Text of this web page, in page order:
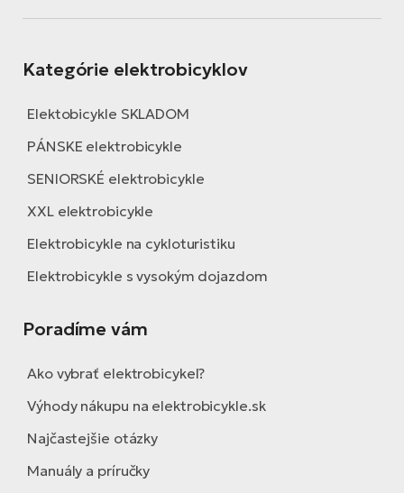
Kategórie elektrobicyklov
Elektobicykle SKLADOM
PÁNSKE elektrobicykle
SENIORSKÉ elektrobicykle
XXL elektrobicykle
Elektrobicykle na cykloturistiku
Elektrobicykle s vysokým dojazdom
Poradíme vám
Ako vybrať elektrobicykel?
Výhody nákupu na elektrobicykle.sk
Najčastejšie otázky
Manuály a príručky